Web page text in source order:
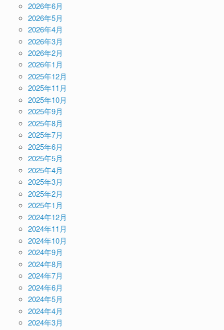
2026年6月
2026年5月
2026年4月
2026年3月
2026年2月
2026年1月
2025年12月
2025年11月
2025年10月
2025年9月
2025年8月
2025年7月
2025年6月
2025年5月
2025年4月
2025年3月
2025年2月
2025年1月
2024年12月
2024年11月
2024年10月
2024年9月
2024年8月
2024年7月
2024年6月
2024年5月
2024年4月
2024年3月